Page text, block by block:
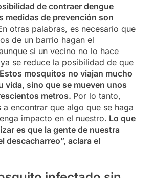
de contraer dengue
medidas de prevención son
otras palabras, es necesario que
de un barrio hagan el
si un vecino no lo hace
se reduce la posibilidad de que
Estos mosquitos no viajan mucho
vida, sino que se mueven unos
metros. Por lo tanto,
a encontrar que algo que se haga
impacto en el nuestro. Lo que
es que la gente de nuestra
descacharreo”, aclara el